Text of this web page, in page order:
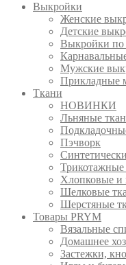
Выкройки
Женские
Детские
Выкройки по
Мужские
Прикладные
Ткани
НОВИНКИ
Льняные
Пэчворк
Трикотажные
Хлопковые и
Шелковые
Шерстяные
Товары PRYM
Вязальные
Домашнее
Застежки,